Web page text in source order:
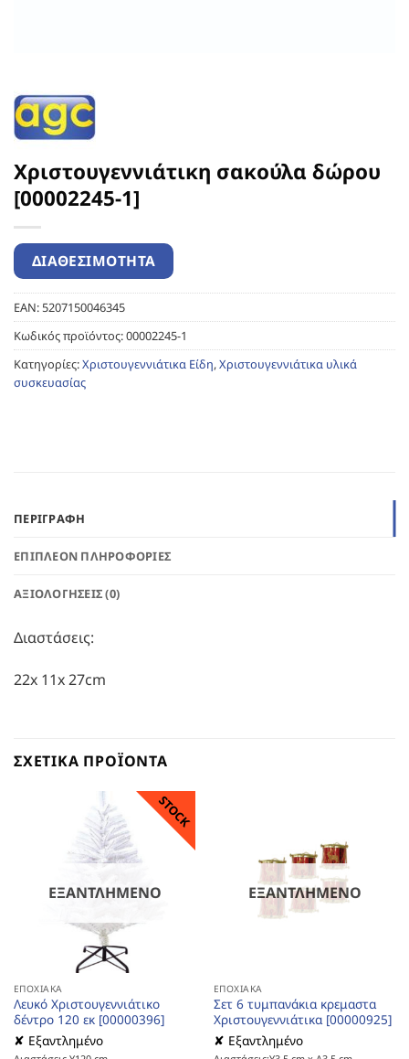
Χριστουγεννιάτικη σακούλα δώρου
[00002245-1]
EAN:5207150046345
Κωδικός προϊόντος:00002245-1
Κατηγορίες:Χριστουγεννιάτικα Είδη,Χριστουγεννιάτικα υλικά
συσκευασίας
ΠΕΡΙΓΡΑΦΉ
ΕΠΙΠΛΈΟΝ ΠΛΗΡΟΦΟΡΊΕΣ
ΑΞΙΟΛΟΓΉΣΕΙΣ (0)
Διαστάσεις:
22x 11x 27cm
ΣΧΕΤΙΚΆ ΠΡΟΪΌΝΤΑ
STOCK
ΕΞΑΝΤΛΗΜΈΝΟ
ΕΠΟΧΙΑΚΆ
Λευκό Χριστουγεννιάτικο
δέντρο 120 εκ [00000396]
✘ Εξαντλημένο
ΕΞΑΝΤΛΗΜΈΝΟ
ΕΠΟΧΙΑΚΆ
Σετ 6 τυμπανάκια κρεμαστα
Χριστουγεννιάτικα [00000925]
✘ Εξαντλημένο